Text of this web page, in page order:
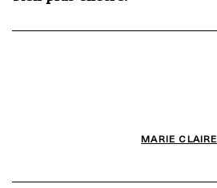
MARIE CLAIRE